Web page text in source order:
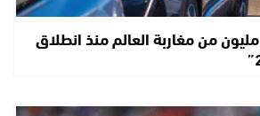
دخول أزيد من 2,7 مليون من مغاربة العالم منذ انطلاق